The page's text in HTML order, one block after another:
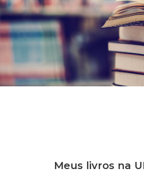
Meus livros na